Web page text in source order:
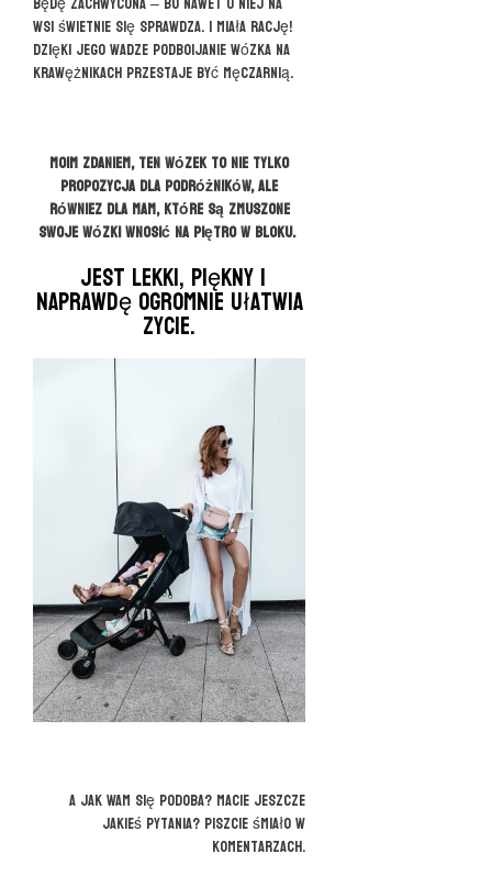
wsi świetnie się sprawdza. I miała rację!
Dzięki jego wadze podboijanie wózka na
krawężnikach przestaje być męczarnią.
Moim zdaniem, ten wózek to nie tylko
propozycja dla podróżników, ale
równiez dla mam, które są zmuszone
swoje wózki wnosić na piętro w bloku.
Jest lekki, piękny i
naprawdę ogromnie ułatwia
zycie.
A jak Wam się podoba? Macie jeszcze
jakieś pytania? Piszcie śmiało w
komentarzach.